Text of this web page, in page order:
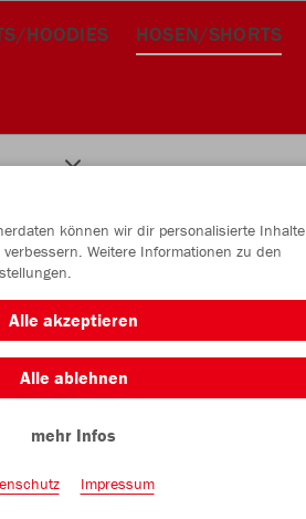
HOODIES HOSEN/SHORTS
können wir dir personalisierte Inhalte
Weitere Informationen zu den
Alle akzeptieren
Alle ablehnen
mehr Infos
Impressum